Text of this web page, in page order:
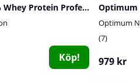
Scitec 100% Whey Protein Professional, 2350 g
Köp!
Optimum
7
979 kr